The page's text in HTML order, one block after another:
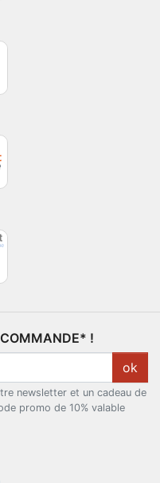
COMMANDE* !
ok
newsletter et un cadeau de
promo de 10% valable